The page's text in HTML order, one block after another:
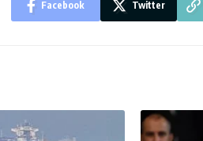
Facebook Twitter